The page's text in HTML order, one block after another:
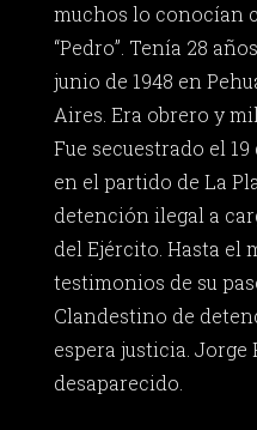
muchos lo conocían
“Pedro”. Tenía 28
junio de 1948 en
Aires. Era obrero y
Fue secuestrado el
en el partido de La
detención ilegal a
del Ejército. Hasta el
testimonios de su
Clandestino de
espera justicia. Jorge
desaparecido.